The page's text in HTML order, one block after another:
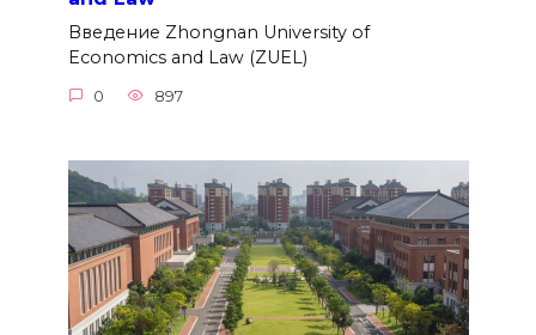
Введение Zhongnan University of
Economics and Law (ZUEL)
0 897